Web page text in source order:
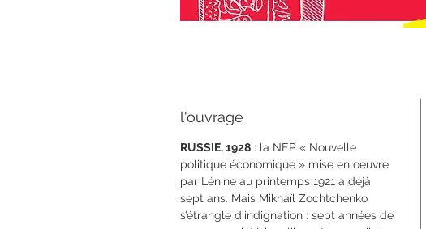
l'ouvrage
RUSSIE, 1928 : la NEP « Nouvelle
politique économique » mise en oeuvre
par Lénine au printemps 1921 a déjà
sept ans. Mais Mikhaïl Zochtchenko
s’étrangle d’indignation : sept années de